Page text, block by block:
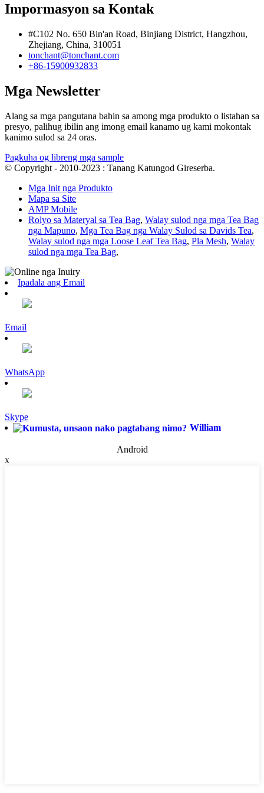
Impormasyon sa Kontak
#C102 No. 650 Bin'an Road, Binjiang District, Hangzhou,
Zhejiang, China, 310051
tonchant@tonchant.com
+86-15900932833
Mga Newsletter
Alang sa mga pangutana bahin sa among mga produkto o listahan sa
presyo, palihug ibilin ang imong email kanamo ug kami mokontak
kanimo sulod sa 24 oras.
Pagkuha og libreng mga sample
© Copyright - 2010-2023 : Tanang Katungod Gireserba.
Mga Init nga Produkto
Mapa sa Site
AMP Mobile
Rolyo sa Materyal sa Tea Bag, Walay sulod nga mga Tea Bag
nga Mapuno, Mga Tea Bag nga Walay Sulod sa Davids Tea,
Walay sulod nga mga Loose Leaf Tea Bag, Pla Mesh, Walay
sulod nga mga Tea Bag,
Ipadala ang Email
Email
WhatsApp
Skype
William
Android
x